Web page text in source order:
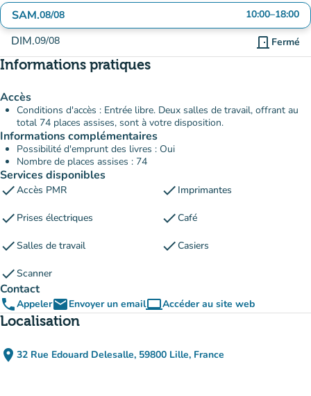
SAM.08/08 10:00–18:00
DIM.09/08 door_front Fermé
Informations pratiques
Accès
Conditions d'accès : Entrée libre. Deux salles de travail, offrant au
total 74 places assises, sont à votre disposition.
Informations complémentaires
Possibilité d'emprunt des livres : Oui
Nombre de places assises : 74
Services disponibles
checkAccès PMR check Imprimantes
check Prises électriques checkCafé
checkSalles de travail checkCasiers
checkScanner
Contact
phoneAppeleremailEnvoyer un emailcomputerAccéder au site web
(nouvel onglet)
Localisation
place 32 Rue Edouard Delesalle, 59800 Lille, France
(ouvrir dans Google Maps)
(nouvel onglet)